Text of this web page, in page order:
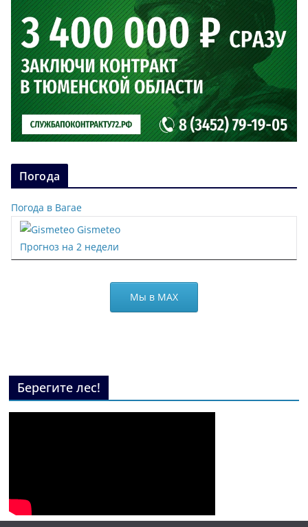
Погода
Погода в Вагае
Gismeteo
Прогноз на 2 недели
Мы в МАХ
Берегите лес!